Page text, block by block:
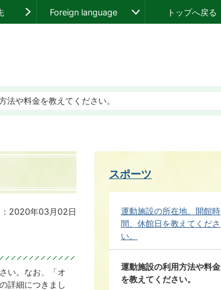
Foreign language トップへ戻る
法や料金を教えてください。
2020年03月02日
い。なお、「オ
詳細につきまし
スポーツ
運動施設の所在地、開館時
間、休館日を教えてくださ
い。
運動施設の利用方法や料金
を教えてください。